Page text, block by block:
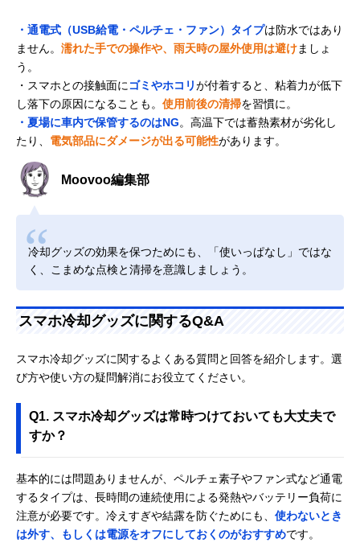
・通電式（USB給電・ペルチェ・ファン）タイプは防水ではあり
ません。 濡れた手での操作や、雨天時の屋外使用は避けましょ
う。
・スマホとの接触面に ゴミやホコリが付着すると、粘着力が低下
し落下の原因になることも。 使用前後の清掃を習慣に。
・夏場に車内で保管するのはNG。高温下では蓄熱素材が劣化し
たり、 電気部品にダメージが出る可能性があります。
Moovoo編集部
冷却グッズの効果を保つためにも、「使いっぱなし」ではな
く、こまめな点検と清掃を意識しましょう。
スマホ冷却グッズに関するQ&A
スマホ冷却グッズに関するよくある質問と回答を紹介します。選
び方や使い方の疑問解消にお役立てください。
Q1. スマホ冷却グッズは常時つけておいても大丈夫で
すか？
基本的には問題ありませんが、ペルチェ素子やファン式など通電
するタイプは、長時間の連続使用による発熱やバッテリー負荷に
注意が必要です。冷えすぎや結露を防ぐためにも、 使わないとき
は外す、もしくは電源をオフにしておくのがおすすめです。